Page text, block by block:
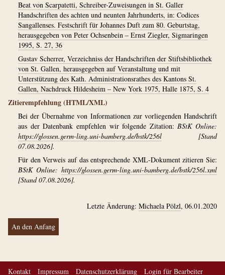
Beat von Scarpatetti, Schreiber-Zuweisungen in St. Galler
Handschriften des achten und neunten Jahrhunderts, in: Codices
Sangallenses. Festschrift für Johannes Duft zum 80. Geburtstag,
herausgegeben von Peter Ochsenbein – Ernst Ziegler, Sigmaringen
1995, S. 27, 36
Gustav Scherrer, Verzeichniss der Handschriften der Stiftsbibliothek
von St. Gallen, herausgegeben auf Veranstaltung und mit
Unterstützung des Kath. Administrationsrathes des Kantons St.
Gallen, Nachdruck Hildesheim – New York 1975, Halle 1875, S. 4
Zitierempfehlung (HTML/XML)
Bei der Übernahme von Informationen zur vorliegenden Handschrift
aus der Datenbank empfehlen wir folgende Zitation:BStK Online:
https://glossen.germ-ling.uni-bamberg.de/bstk/256l [Stand
07.08.2026].
Für den Verweis auf das entsprechende XML-Dokument zitieren Sie:
BStK Online: https://glossen.germ-ling.uni-bamberg.de/bstk/256l.xml
[Stand 07.08.2026].
Letzte Änderung: Michaela Pölzl, 06.01.2020
An den Anfang
Kontakt Impressum Datenschutzerklärung Login für Bearbeiter